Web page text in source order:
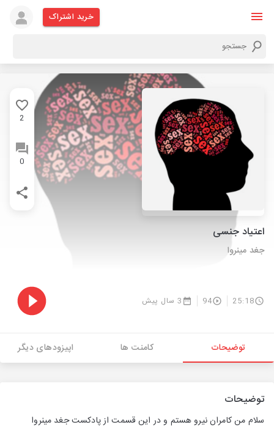
خرید اشتراک
2
0
اعتیاد جنسی
جغد مینروا
25:18
94 3 سال پیش
توضیحات کامنت ها اپیزودهای دیگر
توضیحات
سلام من کامران نیرو هستم و در این قسمت از پادکست جغد مینروا